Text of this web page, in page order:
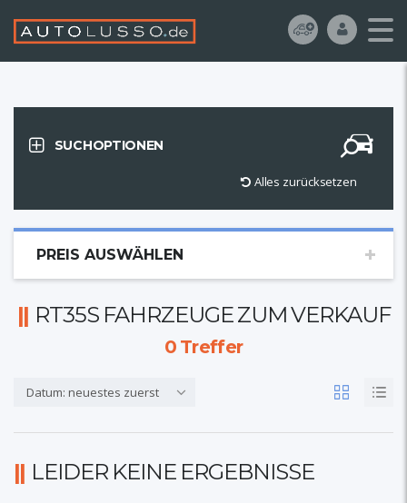
SUCHOPTIONEN
Alles zurücksetzen
PREIS AUSWÄHLEN
RT35S FAHRZEUGE ZUM VERKAUF
0Treffer
Datum: neuestes zuerst
LEIDER KEINE ERGEBNISSE